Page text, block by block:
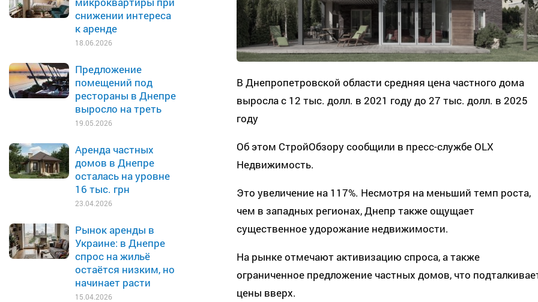
снижении интереса
к аренде
18.06.2026
Предложение
помещений под
рестораны в Днепре
выросло на треть
19.05.2026
Аренда частных
домов в Днепре
осталась на уровне
16 тыс. грн
23.04.2026
Рынок аренды в
Украине: в Днепре
спрос на жильё
остаётся низким, но
начинает расти
15.04.2026
В Днепропетровской области средняя цена частного дома
выросла с 12 тыс. долл. в 2021 году до 27 тыс. долл. в 2025
году
Об этом СтройОбзору сообщили в пресс-службе OLX
Недвижимость.
Это увеличение на 117%. Несмотря на меньший темп роста,
чем в западных регионах, Днепр также ощущает
существенное удорожание недвижимости.
На рынке отмечают активизацию спроса, а также
ограниченное предложение частных домов, что
цены вверх.